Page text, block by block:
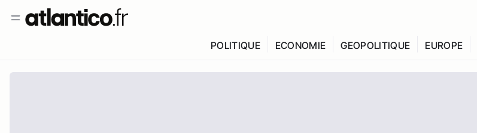
POLITIQUE ECONOMIE GEOPOLITIQUE EUROPE